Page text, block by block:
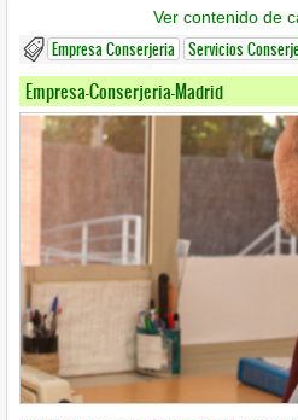
Ver contenido de
Empresa Conserjeria Servicios
Empresa-Conserjeria-Madrid